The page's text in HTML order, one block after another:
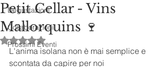
Degustazioni
Collaborazioni
Prossimi Eventi
Petit Cellar - Vins
Mallorquins 🍷
Valutazione NaN stelle su 5.
L'anima isolana non è mai semplice e
scontata da capire per noi